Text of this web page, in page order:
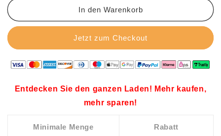
In den Warenkorb
Jetzt zum Checkout
Entdecken Sie den ganzen Laden! Mehr kaufen,
mehr sparen!
Minimale Menge Rabatt